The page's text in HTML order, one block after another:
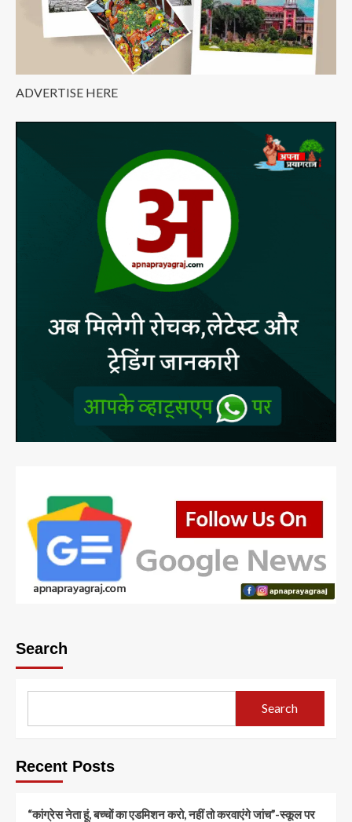
ADVERTISE HERE
Search
Search
Recent Posts
“कांग्रेस नेता हूं, बच्चों का एडमिशन करो, नहीं तो करवाएंगे जांच”-स्कूल पर